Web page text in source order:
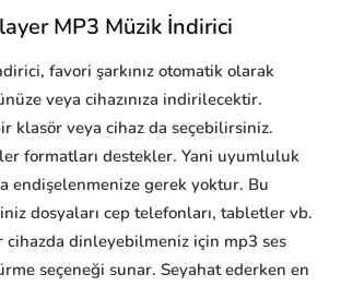
MP3 Müzik İndirici
favori şarkınız otomatik olarak
veya cihazınıza indirilecektir.
klasör veya cihaz da seçebilirsiniz.
formatları destekler. Yani uyumluluk
endişelenmenize gerek yoktur. Bu
dosyaları cep telefonları, tabletler vb.
dinleyebilmeniz için mp3 ses
seçeneği sunar. Seyahat ederken en